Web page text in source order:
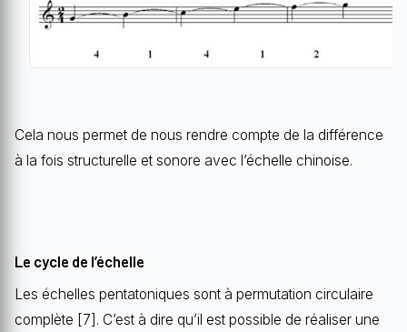
Cela nous permet de nous rendre compte de la différence
à la fois structurelle et sonore avec l’échelle chinoise.
Le cycle de l’échelle
Les échelles pentatoniques sont à permutation circulaire
complète [7]. C’est à dire qu’il est possible de réaliser une